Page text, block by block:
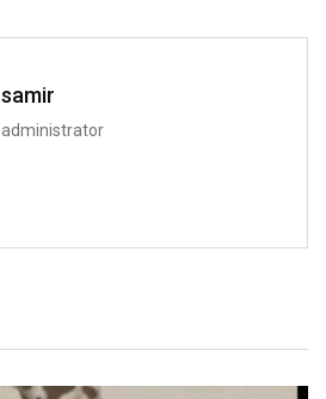
samir
administrator